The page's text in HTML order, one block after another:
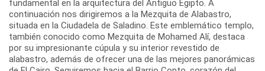
fundamental en la arquitectura del Antiguo Egipto. A
continuación nos dirigiremos a la Mezquita de Alabastro,
situada en la Ciudadela de Saladino. Este emblemático templo,
también conocido como Mezquita de Mohamed Alí, destaca
por su impresionante cúpula y su interior revestido de
alabastro, además de ofrecer una de las mejores panorámicas